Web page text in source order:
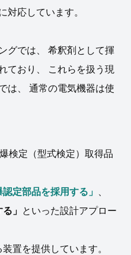
応しています。
グでは、 希釈剤として揮
ており、 これらを扱う現
は、 通常の電気機器は使
検定（型式検定）取得品
定部品を採用する」 、
」 といった設計アプロー
置を提供しています。